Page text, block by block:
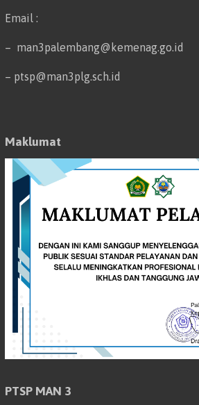
Email :
– man3palembang@kemenag.go.id
– ptsp@man3plg.sch.id
Maklumat
PTSP MAN 3